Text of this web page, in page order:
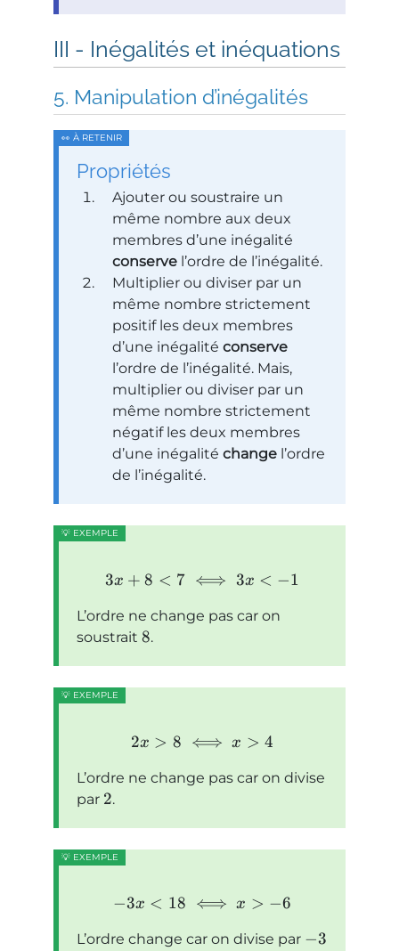
Inégalités et inéquations
Manipulation d’inégalités
Propriétés
Ajouter ou soustraire un
même nombre aux deux
membres d’une inégalité
conserve l’ordre de l’inégalité.
Multiplier ou diviser par un
même nombre strictement
positif les deux membres
d’une inégalité conserve
l’ordre de l’inégalité. Mais,
multiplier ou diviser par un
même nombre strictement
négatif les deux membres
d’une inégalité change l’ordre
de l’inégalité.
3x + 8 < 7 ⟺ 3x < −1
L’ordre ne change pas car on
soustrait 8.
2x > 8 ⟺ x > 4
L’ordre ne change pas car on divise
par 2.
−3x < 18 ⟺ x > −6
L’ordre change car on divise par −3